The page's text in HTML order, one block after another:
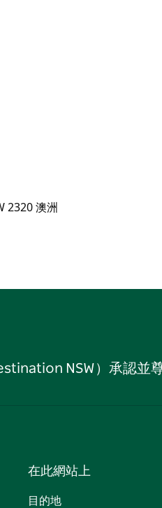
NSW）承認並
在此網站上
目的地